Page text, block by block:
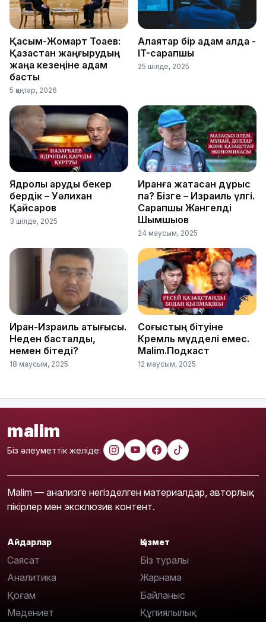
Қасым-Жомарт Тоқаев:
Қазақстан жаңғырудың
жаңа кезеңіне қадам
басты
5 қаңтар, 2026
Алаяқтар бір қадам алда -
IT-сарапшы
25 шілде, 2025
Ядролық қаруды бекер
бердік – Уәлихан
Қайсаров
3 шілде, 2025
Иранға жақтасқан дұрыс
па? Бізге – Израиль үлгі.
Сарапшы Жангелді
Шымшықов
24 маусым, 2025
Иран-Израиль қақтығысы.
Неден басталды,
немен бітеді?
18 маусым, 2025
Соғыстың бітуіне
Кремль мүдделі емес.
Malim.Подкаст
12 маусым, 2025
malim
Біз әлеуметтік желіде:
Malim — анализге негізделген материалдар, авторлық
пікірлер мен эксклюзив контент.
Айдарлар
Саясат
Аналитика
Қоғам
Мәдениет
Қызмет
Біз туралы
Жарнама
Байланыс
Құпиялылық